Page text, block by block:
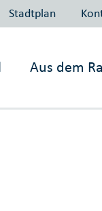
Stadtplan
Aus dem